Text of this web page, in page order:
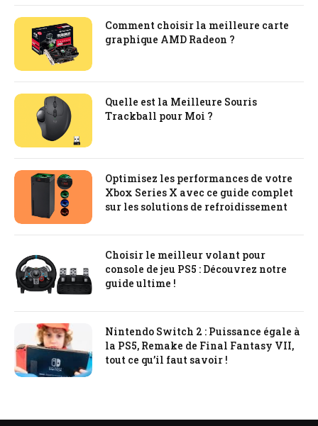
Comment choisir la meilleure carte
graphique AMD Radeon ?
Quelle est la Meilleure Souris
Trackball pour Moi ?
Optimisez les performances de votre
Xbox Series X avec ce guide complet
sur les solutions de refroidissement
Choisir le meilleur volant pour
console de jeu PS5 : Découvrez notre
guide ultime !
Nintendo Switch 2 : Puissance égale à
la PS5, Remake de Final Fantasy VII,
tout ce qu’il faut savoir !